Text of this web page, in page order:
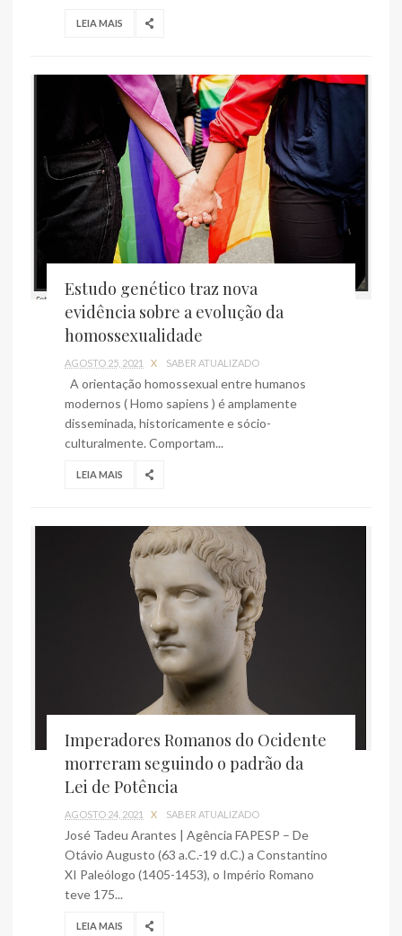
LEIA MAIS
Estudo genético traz nova
evidência sobre a evolução da
homossexualidade
AGOSTO 25, 2021 X SABER ATUALIZADO
A orientação homossexual entre humanos
modernos ( Homo sapiens ) é amplamente
disseminada, historicamente e sócio-
culturalmente. Comportam...
LEIA MAIS
Imperadores Romanos do Ocidente
morreram seguindo o padrão da
Lei de Potência
AGOSTO 24, 2021 X SABER ATUALIZADO
José Tadeu Arantes | Agência FAPESP – De
Otávio Augusto (63 a.C.-19 d.C.) a Constantino
XI Paleólogo (1405-1453), o Império Romano
teve 175...
LEIA MAIS